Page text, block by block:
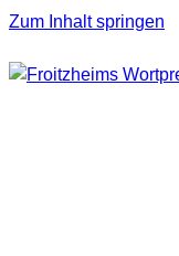
Zum Inhalt springen